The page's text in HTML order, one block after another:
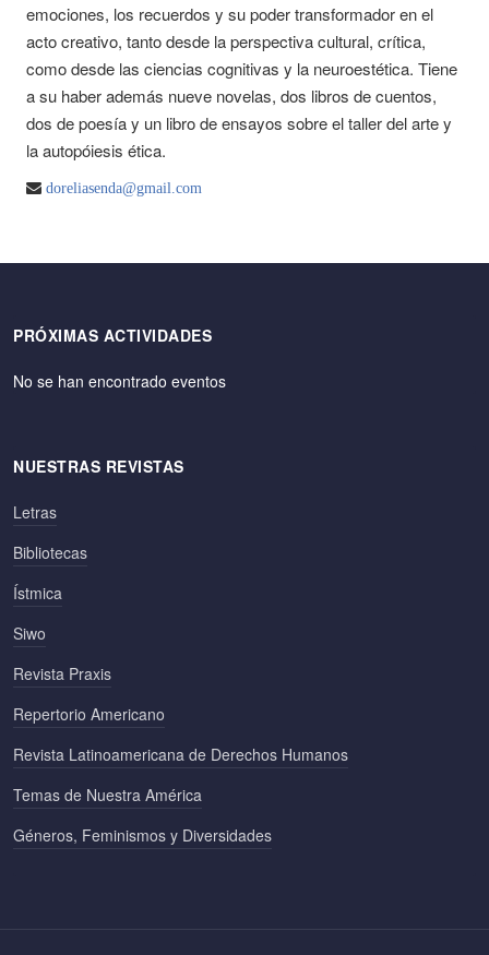
emociones, los recuerdos y su poder transformador en el
acto creativo, tanto desde la perspectiva cultural, crítica,
como desde las ciencias cognitivas y la neuroestética. Tiene
a su haber además nueve novelas, dos libros de cuentos,
dos de poesía y un libro de ensayos sobre el taller del arte y
la autopóiesis ética.
doreliasenda@gmail.com
PRÓXIMAS ACTIVIDADES
No se han encontrado eventos
NUESTRAS REVISTAS
Letras
Bibliotecas
Ístmica
Siwo
Revista Praxis
Repertorio Americano
Revista Latinoamericana de Derechos Humanos
Temas de Nuestra América
Géneros, Feminismos y Diversidades